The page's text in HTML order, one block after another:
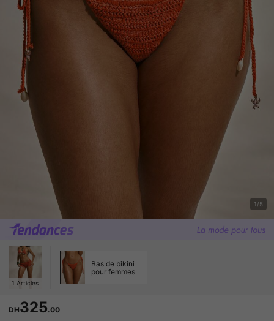
1/5
1 Articles
Bas de bikini
pour femmes
DH325.00